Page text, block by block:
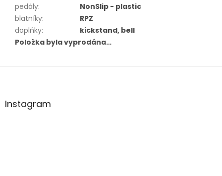
pedály:
NonSlip - plastic
blatníky:
RPZ
doplňky:
kickstand, bell
Položka byla vyprodána…
Z
aInstagram